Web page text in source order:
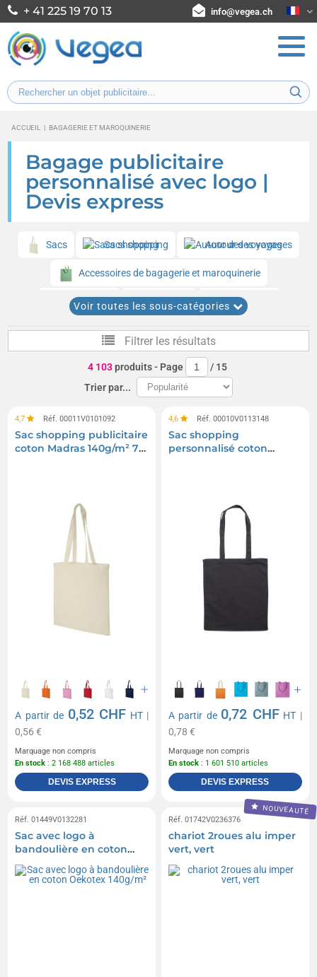
+ 41 225 19 70 13 info@vegea.ch
ACCUEIL | BAGAGERIE ET MAROQUINERIE
Bagage publicitaire
personnalisé avec logo |
Devis express
Sacs Sacs shopping Autour des voyages
Accessoires de bagagerie et maroquinerie
Sacs à dos Trousses Parapluies
Sacoches, cartables, mallettes Porte-cartes
Corbeilles
Voir toutes les sous-catégories
Filtrer les résultats
4 103produits- Page / 15
Trier par...
4,7 Réf. 00011V0101092
Sac shopping publicitaire
coton Madras 140g/m² 7L
A partir de 0,52 CHF HT|
0,56 €
Marquage non compris
En stock : 2 168 488 articles
DEVIS EXPRESS
4,6 Réf. 00010V0113148
Sac shopping
personnalisé coton
A partir de 0,72 CHF HT |
0,78 €
Marquage non compris
En stock : 1 601 510 articles
DEVIS EXPRESS
Réf. 01449V0132281
Sac avec logo à
bandoulière en coton
Oekotex 140g/m²
NOUVEAUTÉ
Réf. 01742V0236376
chariot 2roues alu imper
vert, vert